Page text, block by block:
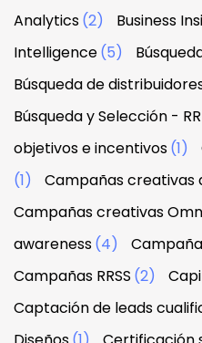
Analytics(2) Business
Intelligence(5)
Búsqueda de
Búsqueda y Selección -
objetivos e incentivos(1)
(1)
Campañas creativas
Campañas creativas
awareness(4)
Campañas RRSS (2)
Captación de leads